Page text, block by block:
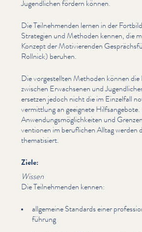
Jugendlichen fördern können.
Die Teil­nehmenden lernen in der
Strategien und Methoden kennen, die
Konzept der Motivieren­den
Rollnick) beruhen.
Die vorgestell­ten Methoden können
zwischen Erwachsenen und
ersetzen jedoch nicht die im Einzelfall
ver­mit­tlung an geeignete
Anwen­dungsmöglichkeit­en und
ven­tio­nen im beruflichen Alltag werden
the­ma­tisiert.
Ziele:
Wissen
Die Teil­nehmenden kennen:
allgemeine Standards einer
führung